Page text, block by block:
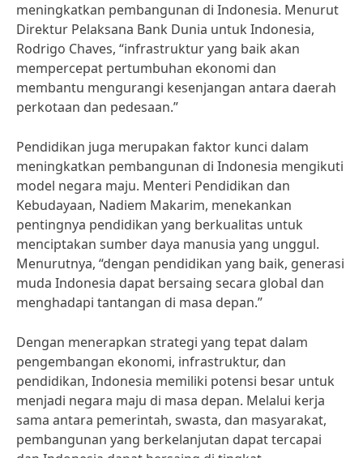
meningkatkan pembangunan di Indonesia. Menurut
Direktur Pelaksana Bank Dunia untuk Indonesia,
Rodrigo Chaves, “infrastruktur yang baik akan
mempercepat pertumbuhan ekonomi dan
membantu mengurangi kesenjangan antara daerah
perkotaan dan pedesaan.”
Pendidikan juga merupakan faktor kunci dalam
meningkatkan pembangunan di Indonesia mengikuti
model negara maju. Menteri Pendidikan dan
Kebudayaan, Nadiem Makarim, menekankan
pentingnya pendidikan yang berkualitas untuk
menciptakan sumber daya manusia yang unggul.
Menurutnya, “dengan pendidikan yang baik, generasi
muda Indonesia dapat bersaing secara global dan
menghadapi tantangan di masa depan.”
Dengan menerapkan strategi yang tepat dalam
pengembangan ekonomi, infrastruktur, dan
pendidikan, Indonesia memiliki potensi besar untuk
menjadi negara maju di masa depan. Melalui kerja
sama antara pemerintah, swasta, dan masyarakat,
pembangunan yang berkelanjutan dapat tercapai